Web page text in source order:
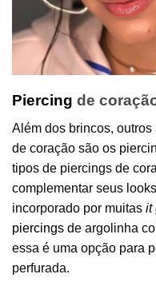
Piercing de
Além dos brincos,
de coração são os
tipos de piercings de
complementar seus
incorporado por muitas it
piercings de argolinha
essa é uma opção para
perfurada.